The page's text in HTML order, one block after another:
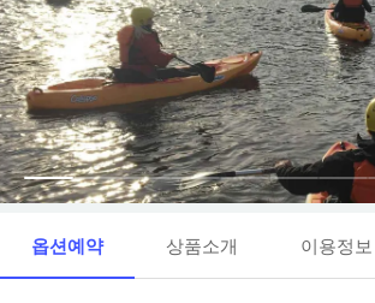
옵션예약 상품소개 이용정보